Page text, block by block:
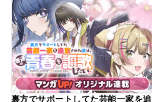
裏方でサポートしてた芸能一家を追